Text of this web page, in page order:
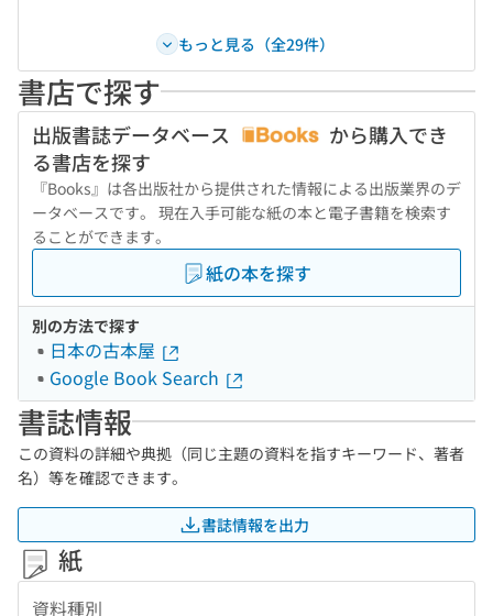
もっと見る（全29件）
書店で探す
出版書誌データベース
から購入でき
る書店を探す
『Books』は各出版社から提供された情報による出版業界のデ
ータベースです。 現在入手可能な紙の本と電子書籍を検索す
ることができます。
紙の本を探す
別の方法で探す
日本の古本屋
Google Book Search
書誌情報
この資料の詳細や典拠（同じ主題の資料を指すキーワード、著者
名）等を確認できます。
書誌情報を出力
紙
資料種別